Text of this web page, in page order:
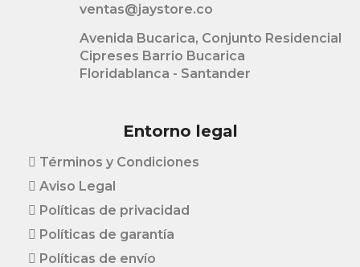
ventas@jaystore.co
Avenida Bucarica, Conjunto Residencial
Cipreses Barrio Bucarica
Floridablanca - Santander
Entorno legal
Términos y Condiciones
Aviso Legal
Políticas de privacidad
Políticas de garantía
Políticas de envío